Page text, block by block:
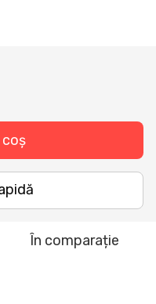
coș
În comparație